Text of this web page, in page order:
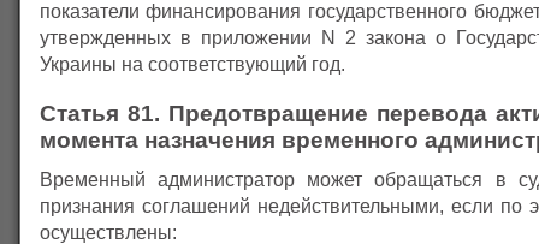
показатели финансирования государственного
утвержденных в приложении N 2 закона о
Украины на соответствующий год.
Статья 81. Предотвращение перевода
момента назначения временного
Временный администратор может обращаться в
признания соглашений недействительными, если по
осуществлены: